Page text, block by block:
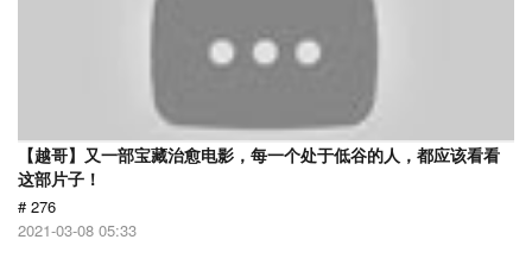
【越哥】又一部宝藏治愈电影，每一个处于低谷的人，都应该看看
这部片子！
# 276
2021-03-08 05:33